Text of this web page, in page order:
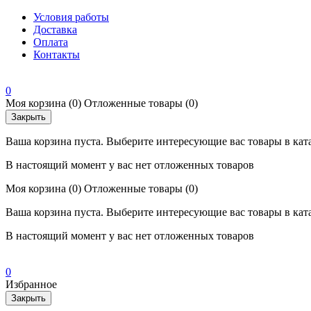
Условия работы
Доставка
Оплата
Контакты
0
Моя корзина (0) Отложенные товары (0)
Закрыть
Ваша корзина пуста. Выберите интересующие вас товары в
В настоящий момент у вас нет отложенных товаров
Моя корзина (0) Отложенные товары (0)
Ваша корзина пуста. Выберите интересующие вас товары в
В настоящий момент у вас нет отложенных товаров
0
Избранное
Закрыть